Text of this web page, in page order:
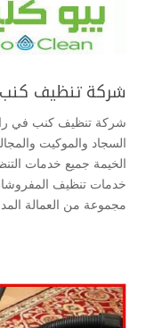
شركة تنظيف
شركة تنظيف كنب في
السجاد والموكيت
الخيمة جميع خدمات
خدمات تنظيف
مجموعة من العمالة